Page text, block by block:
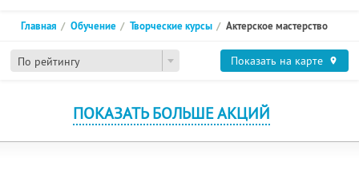
По рейтингу
Главная Обучение Творческие курсы Актерское мастерство
Показать на карте
ПОКАЗАТЬ БОЛЬШЕ АКЦИЙ